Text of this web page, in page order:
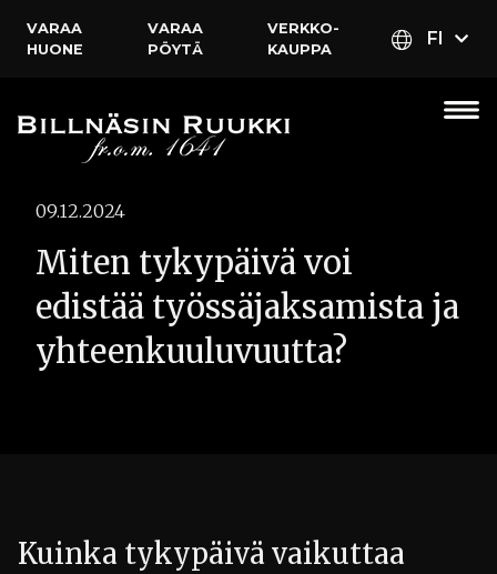
VARAA
HUONE
VARAA
PÖYTÄ
VERKKO­
KAUPPA
FI
09.12.2024
Miten tykypäivä voi
edistää työssäjaksamista ja
yhteenkuuluvuutta?
Kuinka tykypäivä vaikuttaa